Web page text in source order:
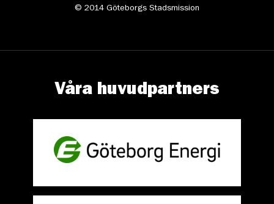
© 2014 Göteborgs Stadsmission
Våra huvudpartners